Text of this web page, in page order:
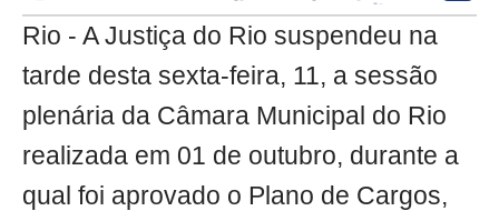
Rio - A Justiça do Rio suspendeu na
tarde desta sexta-feira, 11, a sessão
plenária da Câmara Municipal do Rio
realizada em 01 de outubro, durante a
qual foi aprovado o Plano de Cargos,